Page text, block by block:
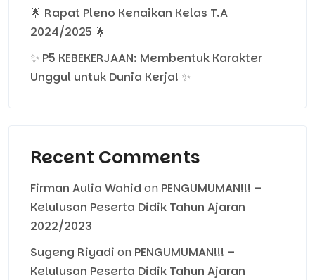
🌟 Rapat Pleno Kenaikan Kelas T.A
2024/2025 🌟
✨ P5 KEBEKERJAAN: Membentuk Karakter
Unggul untuk Dunia Kerja! ✨
Recent Comments
Firman Aulia Wahid on PENGUMUMAN!!! –
Kelulusan Peserta Didik Tahun Ajaran
2022/2023
Sugeng Riyadi on PENGUMUMAN!!! –
Kelulusan Peserta Didik Tahun Ajaran